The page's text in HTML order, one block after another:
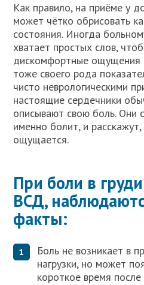
Как правило, на приёме у
может чётко обрисовать
состояния. Иногда
хватает простых слов,
дискомфортные ощущения
тоже своего рода
чисто неврологическими
настоящие сердечники
описывают свою боль. Они
именно болит, и
ощущается.
При боли в
ВСД,
факты:
Боль не возникает в
нагрузки, но может
короткое время после